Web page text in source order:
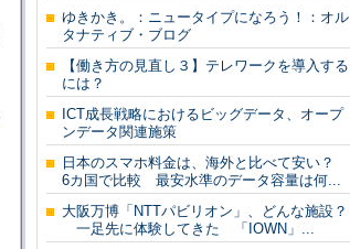
ゆきかき。：ニュータイプになろう！：オル
タナティブ・ブログ
【働き方の見直し３】テレワークを導入する
には？
ICT成長戦略におけるビッグデータ、オープ
ンデータ関連施策
日本のスマホ料金は、海外と比べて安い？
6カ国で比較 最安水準のデータ容量は何...
大阪万博「NTTパビリオン」、どんな施設？
一足先に体験してきた 「IOWN」...